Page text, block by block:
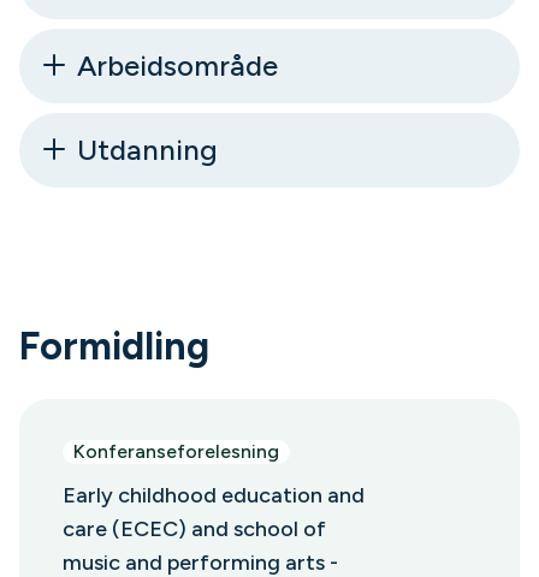
Arbeidsområde
Utdanning
Formidling
Konferanseforelesning
Early childhood education and
care (ECEC) and school of
music and performing arts -